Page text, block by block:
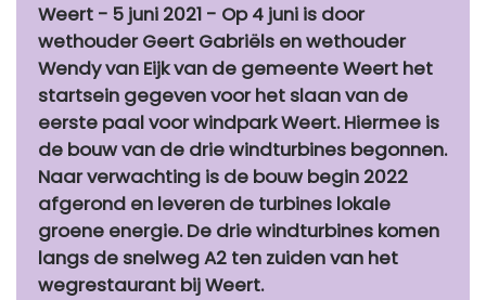
Weert - 5 juni 2021 - Op 4 juni is door
wethouder Geert Gabriëls en wethouder
Wendy van Eijk van de gemeente Weert het
startsein gegeven voor het slaan van de
eerste paal voor windpark Weert. Hiermee is
de bouw van de drie windturbines begonnen.
Naar verwachting is de bouw begin 2022
afgerond en leveren de turbines lokale
groene energie. De drie windturbines komen
langs de snelweg A2 ten zuiden van het
wegrestaurant bij Weert.